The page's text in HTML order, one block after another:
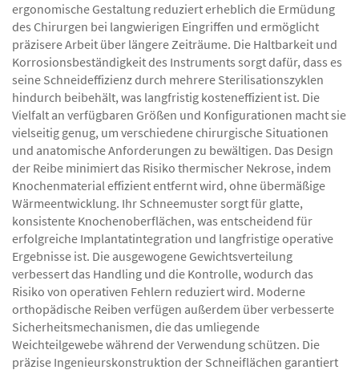
ergonomische Gestaltung reduziert erheblich die Ermüdung
des Chirurgen bei langwierigen Eingriffen und ermöglicht
präzisere Arbeit über längere Zeiträume. Die Haltbarkeit und
Korrosionsbeständigkeit des Instruments sorgt dafür, dass es
seine Schneideffizienz durch mehrere Sterilisationszyklen
hindurch beibehält, was langfristig kosteneffizient ist. Die
Vielfalt an verfügbaren Größen und Konfigurationen macht sie
vielseitig genug, um verschiedene chirurgische Situationen
und anatomische Anforderungen zu bewältigen. Das Design
der Reibe minimiert das Risiko thermischer Nekrose, indem
Knochenmaterial effizient entfernt wird, ohne übermäßige
Wärmeentwicklung. Ihr Schneemuster sorgt für glatte,
konsistente Knochenoberflächen, was entscheidend für
erfolgreiche Implantatintegration und langfristige operative
Ergebnisse ist. Die ausgewogene Gewichtsverteilung
verbessert das Handling und die Kontrolle, wodurch das
Risiko von operativen Fehlern reduziert wird. Moderne
orthopädische Reiben verfügen außerdem über verbesserte
Sicherheitsmechanismen, die das umliegende
Weichteilgewebe während der Verwendung schützen. Die
präzise Ingenieurskonstruktion der Schneiflächen garantiert